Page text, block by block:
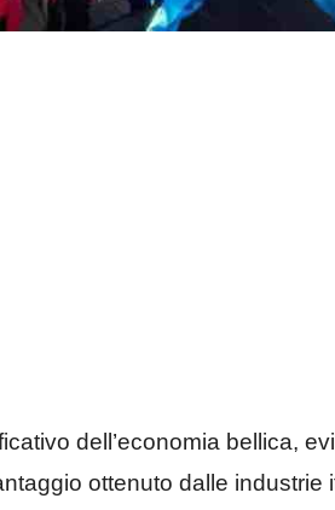
dell’economia bellica,
ottenuto dalle industrie